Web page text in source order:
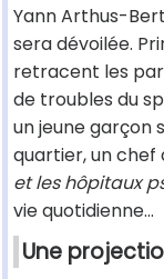
Yann Arthus-
sera dévoilée.
retracent les
de troubles du
un jeune garçon
quartier, un chef
et les hôpitaux
vie quotidienne...
Une